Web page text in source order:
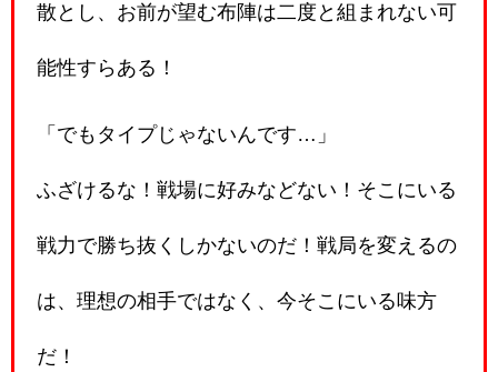
散とし、お前が望む布陣は二度と組まれない可
能性すらある！
「でもタイプじゃないんです…」
ふざけるな！戦場に好みなどない！そこにいる
戦力で勝ち抜くしかないのだ！戦局を変えるの
は、理想の相手ではなく、今そこにいる味方
だ！